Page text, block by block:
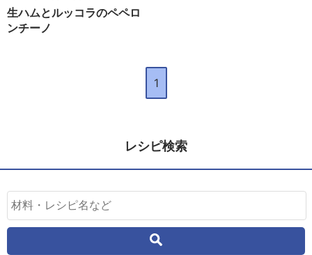
生ハムとルッコラのペペロ
ンチーノ
1
レシピ検索